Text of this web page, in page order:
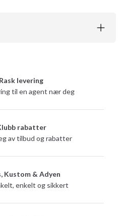
Rask levering
til en agent nær deg
rabatter
av tilbud og rabatter
Kustom & Adyen
enkelt og sikkert